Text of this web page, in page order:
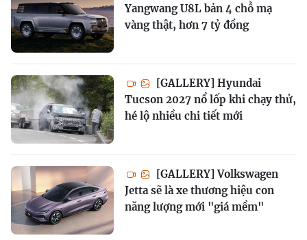
Yangwang U8L bản 4 chỗ mạ
vàng thật, hơn 7 tỷ đồng
[GALLERY] Hyundai
Tucson 2027 nổ lốp khi chạy thử,
hé lộ nhiều chi tiết mới
[GALLERY] Volkswagen
Jetta sẽ là xe thương hiệu con
năng lượng mới "giá mềm"